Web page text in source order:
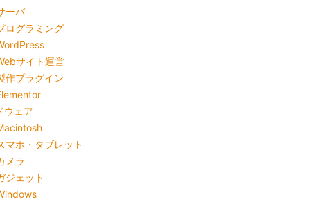
ーバ
ログラミング
サイト運営
作プラグイン
ウェア
マホ・タブレット
メラ
ジェット